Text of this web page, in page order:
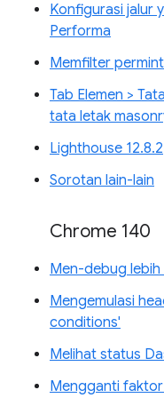
Konfigurasi jalur
Performa
Memfilter
Tab Elemen >
tata letak
Lighthouse 12.8.2
Sorotan lain-lain
Chrome 140
Men-debug lebih
Mengemulasi
conditions'
Melihat status
Mengganti